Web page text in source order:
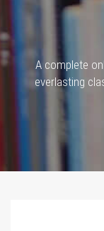
A complete
everlasting